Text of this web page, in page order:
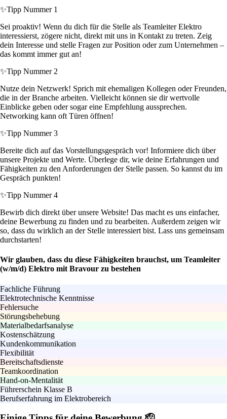
✨Tipp Nummer 1
Sei proaktiv! Wenn du dich für die Stelle als Teamleiter Elektro
interessierst, zögere nicht, direkt mit uns in Kontakt zu treten. Zeig
dein Interesse und stelle Fragen zur Position oder zum Unternehmen –
das kommt immer gut an!
✨Tipp Nummer 2
Nutze dein Netzwerk! Sprich mit ehemaligen Kollegen oder Freunden,
die in der Branche arbeiten. Vielleicht können sie dir wertvolle
Einblicke geben oder sogar eine Empfehlung aussprechen.
Networking kann oft Türen öffnen!
✨Tipp Nummer 3
Bereite dich auf das Vorstellungsgespräch vor! Informiere dich über
unsere Projekte und Werte. Überlege dir, wie deine Erfahrungen und
Fähigkeiten zu den Anforderungen der Stelle passen. So kannst du im
Gespräch punkten!
✨Tipp Nummer 4
Bewirb dich direkt über unsere Website! Das macht es uns einfacher,
deine Bewerbung zu finden und zu bearbeiten. Außerdem zeigen wir
so, dass du wirklich an der Stelle interessiert bist. Lass uns gemeinsam
durchstarten!
Wir glauben, dass du diese Fähigkeiten brauchst, um Teamleiter
(w/m/d) Elektro mit Bravour zu bestehen
Fachliche Führung
Elektrotechnische Kenntnisse
Fehlersuche
Störungsbehebung
Materialbedarfsanalyse
Kostenschätzung
Kundenkommunikation
Flexibilität
Bereitschaftsdienste
Teamkoordination
Hand-on-Mentalität
Führerschein Klasse B
Berufserfahrung im Elektrobereich